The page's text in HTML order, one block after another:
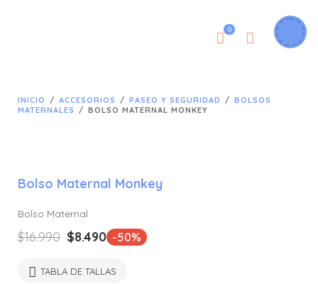
0
INICIO / ACCESORIOS / PASEO Y SEGURIDAD / BOLSOS
MATERNALES / BOLSO MATERNAL MONKEY
Bolso Maternal Monkey
Bolso Maternal
$16.990 El
original
$8.490El
actual
-50%
TABLA DE TALLAS